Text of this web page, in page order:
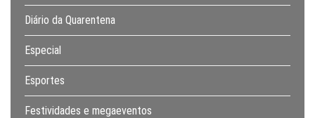
Diário da Quarentena
Especial
Esportes
Festividades e megaeventos